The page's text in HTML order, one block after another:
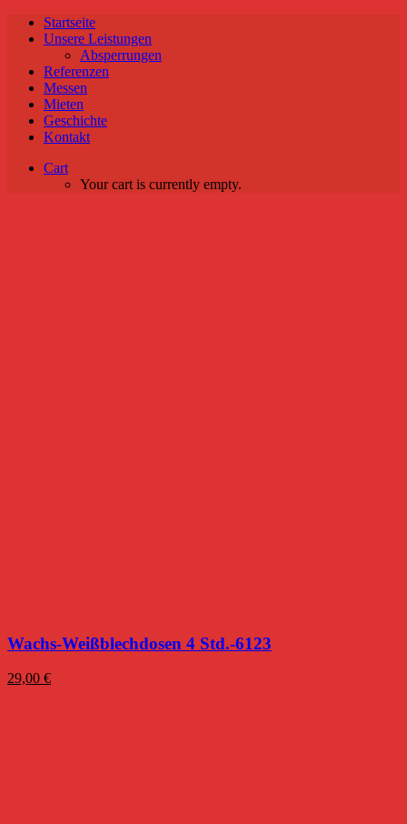
Startseite
Unsere Leistungen
Absperrungen
Referenzen
Messen
Mieten
Geschichte
Kontakt
Cart
Your cart is currently empty.
Wachs-Weißblechdosen 4 Std.-6123
29,00 €